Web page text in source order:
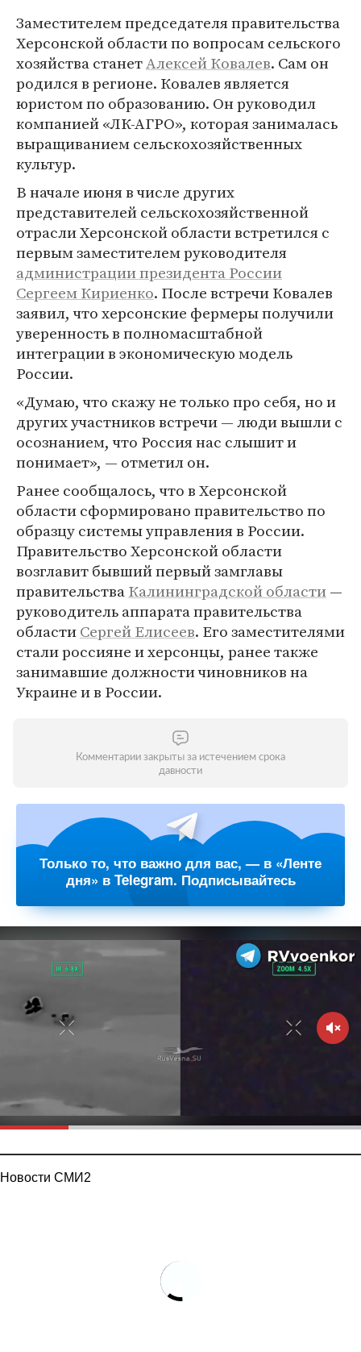
Заместителем председателя правительства
Херсонской области по вопросам сельского
хозяйства станетАлексей Ковалев. Сам он
родился в регионе. Ковалев является
юристом по образованию. Он руководил
компанией «ЛК-АГРО», которая занималась
выращиванием сельскохозяйственных
культур.
В начале июня в числе других
представителей сельскохозяйственной
отрасли Херсонской области встретился с
первым заместителем руководителя
администрации президента России
Сергеем Кириенко. После встречи Ковалев
заявил, что херсонские фермеры получили
уверенность в полномасштабной
интеграции в экономическую модель
России.
«Думаю, что скажу не только про себя, но и
других участников встречи — люди вышли с
осознанием, что Россия нас слышит и
понимает», — отметил он.
Ранее сообщалось, что в Херсонской
области сформировано правительство по
образцу системы управления в России.
Правительство Херсонской области
возглавит бывший первый замглавы
правительстваКалининградской области—
руководитель аппарата правительства
областиСергей Елисеев. Его заместителями
стали россияне и херсонцы, ранее также
занимавшие должности чиновников на
Украине и в России.
Комментарии закрыты за истечением срока
давности
Только то, что важно для вас, — в «Ленте
дня» в Telegram. Подписывайтесь
Новости СМИ2